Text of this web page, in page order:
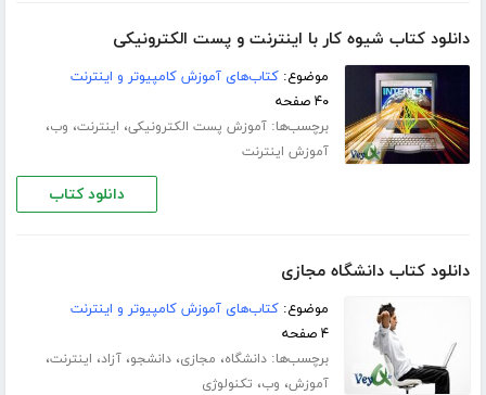
دانلود کتاب شیوه کار با اینترنت و پست الکترونیکی
موضوع:کتاب‌های آموزش کامپیوتر و اینترنت
۴۰ صفحه
برچسب‌ها:آموزش پست الکترونیکی، اینترنت، وب،
آموزش اینترنت
دانلود کتاب
دانلود کتاب دانشگاه مجازی
موضوع:کتاب‌های آموزش کامپیوتر و اینترنت
۴ صفحه
برچسب‌ها:دانشگاه، مجازی،دانشجو،آزاد، اینترنت،
آموزش، وب، تکنولوژی